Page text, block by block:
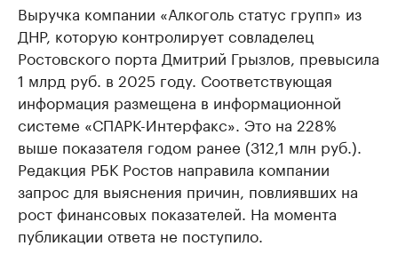
Выручка компании «Алкоголь статус групп» из
ДНР, которую контролирует совладелец
Ростовского порта Дмитрий Грызлов, превысила
1 млрд руб. в 2025 году. Соответствующая
информация размещена в информационной
системе «СПАРК-Интерфакс». Это на 228%
выше показателя годом ранее (312,1 млн руб.).
Редакция РБК Ростов направила компании
запрос для выяснения причин, повлиявших на
рост финансовых показателей. На момента
публикации ответа не поступило.